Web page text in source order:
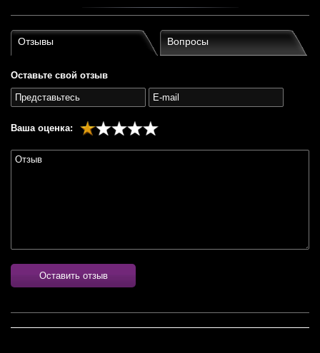
Отзывы Вопросы
Оставьте свой отзыв
Ваша оценка:
Оставить отзыв